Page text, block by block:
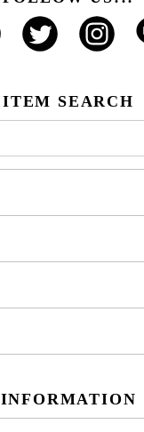
ITEM SEARCH
INFORMATION